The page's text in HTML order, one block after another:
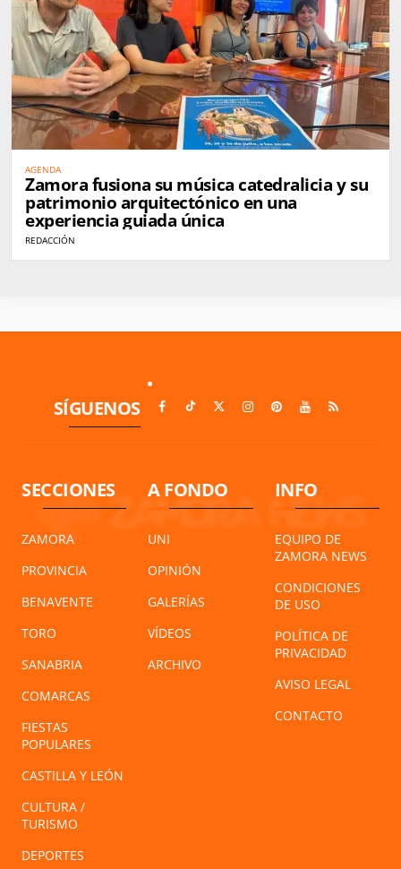
AGENDA
Zamora fusiona su música catedralicia y su
patrimonio arquitectónico en una
experiencia guiada única
REDACCIÓN
SÍGUENOS
SECCIONES
ZAMORA
PROVINCIA
BENAVENTE
TORO
SANABRIA
COMARCAS
FIESTAS
POPULARES
CASTILLA Y LEÓN
CULTURA /
TURISMO
DEPORTES
A FONDO
UNI
OPINIÓN
GALERÍAS
VÍDEOS
ARCHIVO
INFO
EQUIPO DE
ZAMORA NEWS
CONDICIONES
DE USO
POLÍTICA DE
PRIVACIDAD
AVISO LEGAL
CONTACTO